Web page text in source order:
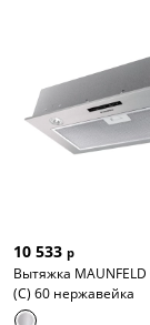
Размер
Ширина, см
Глубина, см
10 533 р
Вытяжка MAUNFELD
(C) 60 нержавейка